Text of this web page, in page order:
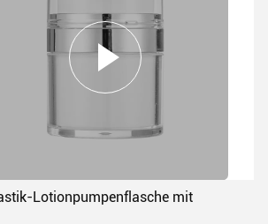
Lotionpumpenflasche mit